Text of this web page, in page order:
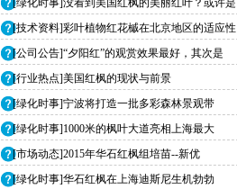
[绿化时事]没看到美国红枫的美丽红叶？或许是
[技术资料]彩叶植物红花槭在北京地区的适应性
[公司公告]“夕阳红”的观赏效果最好，其次是
[行业热点]美国红枫的现状与前景
[绿化时事]宁波将打造一批多彩森林景观带
[绿化时事]1000米的枫叶大道亮相上海最大
[市场动态]2015年华石红枫组培苗--新优
[绿化时事]华石红枫在上海迪斯尼生机勃勃